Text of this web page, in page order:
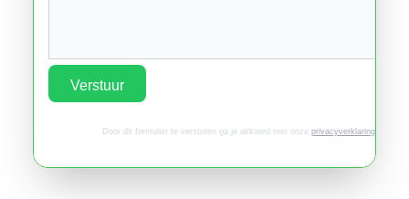
Verstuur
Door dit formulier te versturen ga je akkoord met onze privacyverklaring.